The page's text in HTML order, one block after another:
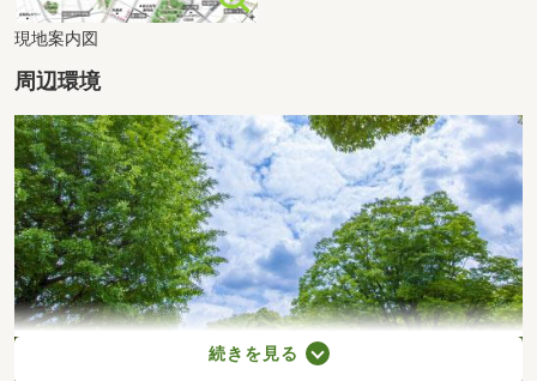
現地案内図
周辺環境
続きを見る